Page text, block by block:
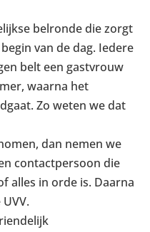
belronde die zorgt
van de dag. Iedere
belt een gastvrouw
waarna het
Zo weten we dat
dan nemen we
contactpersoon die
alles in orde is. Daarna